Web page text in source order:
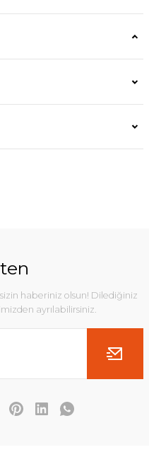
haberiniz olsun! Dilediğiniz
ayrılabilirsiniz.